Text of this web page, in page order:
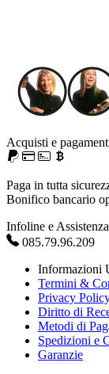
Acquisti e
Paga in tutta
Bonifico bancario
Infoline e
085.79.96.209
Informazioni
Termini &
Privacy
Diritto di
Metodi di
Spedizioni e
Garanzie